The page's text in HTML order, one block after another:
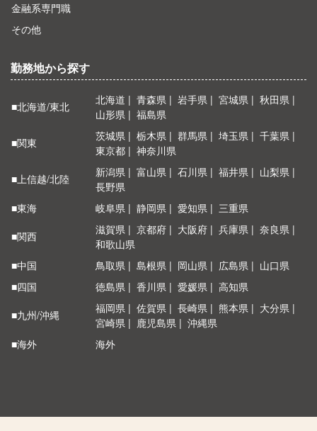
金融系専門職
その他
勤務地から探す
■北海道/東北 北海道 青森県 岩手県 宮城県
秋田県
山形県
福島県
■関東
茨城県 栃木県 群馬県 埼玉県
千葉県
東京都
神奈川県
■上信越/北陸
新潟県 富山県 石川県 福井県
山梨県
長野県
■東海
岐阜県 静岡県 愛知県
三重県
■関西
滋賀県 京都府 大阪府 兵庫県
奈良県
和歌山県
■中国
鳥取県 島根県 岡山県 広島県
山口県
■四国
徳島県 香川県 愛媛県
高知県
■九州/沖縄
福岡県 佐賀県 長崎県 熊本県
大分県
宮崎県
鹿児島県
沖縄県
■海外
海外